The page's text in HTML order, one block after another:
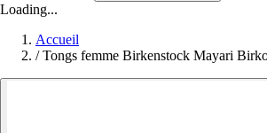
Loading...
Accueil
/ Tongs femme Birkenstock Mayari